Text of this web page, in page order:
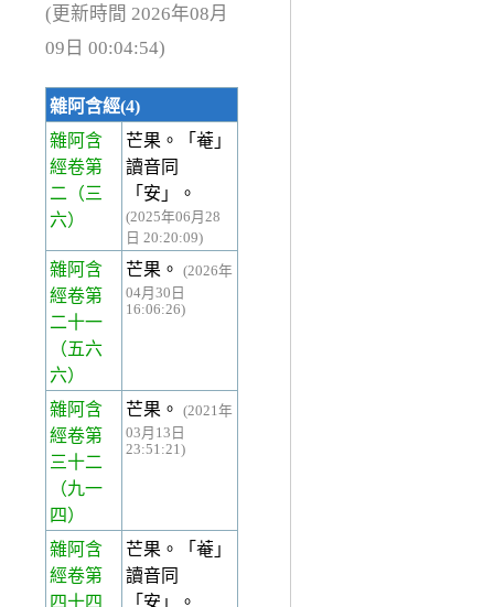
(更新時間 2026年08月
09日 00:04:54)
雜阿含經(4)
雜阿含
經卷第
二 （三
六）
芒果。「菴」
讀音同
「安」。
(2025年06月28
日 20:20:09)
雜阿含
經卷第
二十一
（五六
六）
芒果。
(2026年
04月30日
16:06:26)
雜阿含
經卷第
三十二
（九一
四）
芒果。
(2021年
03月13日
23:51:21)
雜阿含
經卷第
四十四
芒果。「菴」
讀音同
「安」。